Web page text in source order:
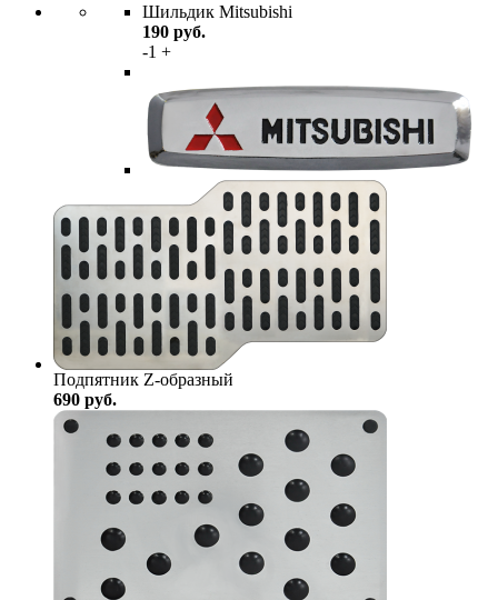
Шильдик Mitsubishi
190 руб.
-1 +
Подпятник Z-образный
690 руб.